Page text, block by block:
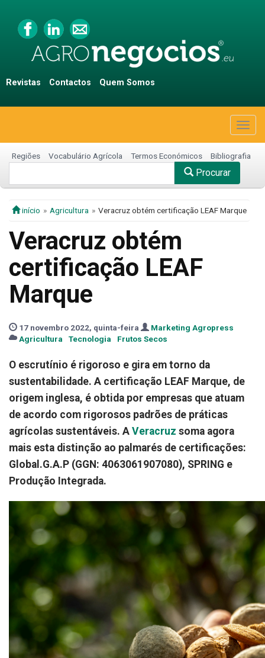
Revistas Contactos Quem Somos
Regiões Vocabulário Agrícola Termos Económicos Bibliografia
Procurar
início Agricultura Veracruz obtém certificação LEAF Marque
Veracruz obtém
certificação LEAF
Marque
17 novembro 2022, quinta-feira
Marketing Agropress
Agricultura
Tecnologia Frutos Secos
O escrutínio é rigoroso e gira em torno da
sustentabilidade. A certificação LEAF Marque, de
origem inglesa, é obtida por empresas que atuam
de acordo com rigorosos padrões de práticas
agrícolas sustentáveis. A Veracruz soma agora
mais esta distinção ao palmarés de certificações:
Global.G.A.P (GGN: 4063061907080), SPRING e
Produção Integrada.